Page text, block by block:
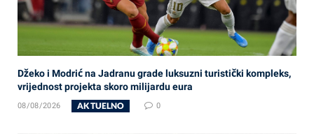
Džeko i Modrić na Jadranu grade luksuzni turistički kompleks,
vrijednost projekta skoro milijardu eura
08/08/2026 AKTUELNO 0